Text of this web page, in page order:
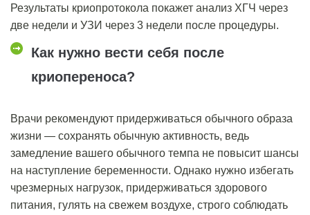
Результаты криопротокола покажет анализ ХГЧ через
две недели и УЗИ через 3 недели после процедуры.
Как нужно вести себя после
криопереноса?
Врачи рекомендуют придерживаться обычного образа
жизни ― сохранять обычную активность, ведь
замедление вашего обычного темпа не повысит шансы
на наступление беременности. Однако нужно избегать
чрезмерных нагрузок, придерживаться здорового
питания, гулять на свежем воздухе, строго соблюдать